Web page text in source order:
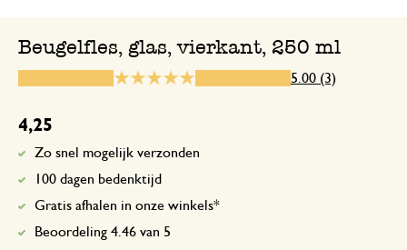
Beugelfles, glas, vierkant, 250 ml
5.00 (3)
4,25
Zo snel mogelijk verzonden
100 dagen bedenktijd
Gratis afhalen in onze winkels*
Beoordeling 4.46 van 5
21 juni 2023